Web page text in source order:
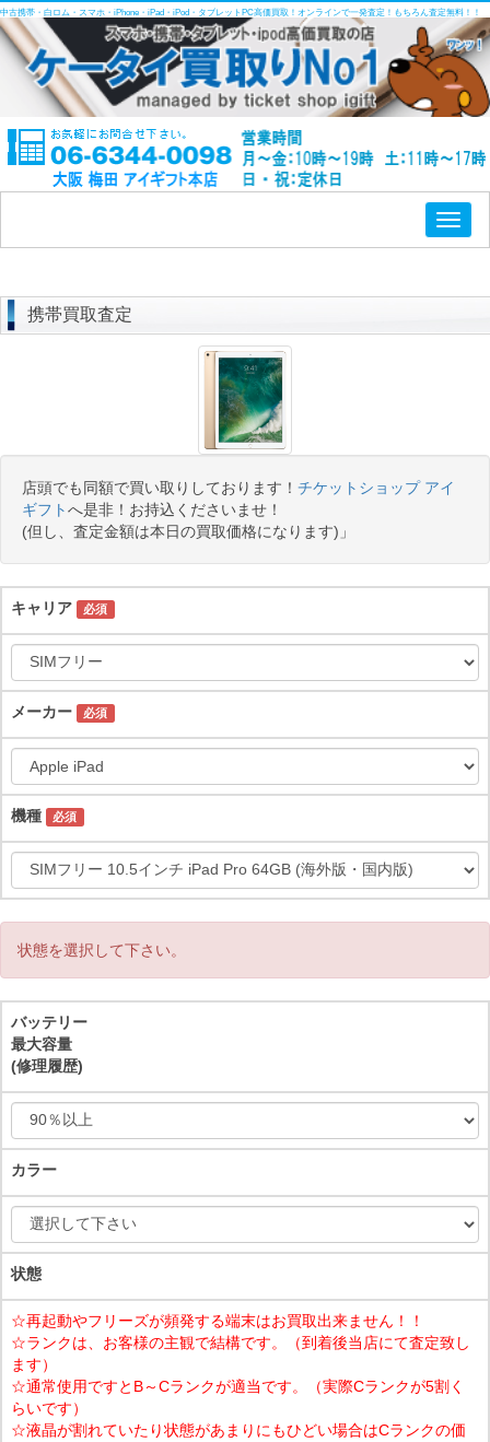
中古携帯・白ロム・スマホ・iPhone・iPad・iPod・タブレットPC高価買取！オンラインで一発査定！もちろん査定無料！！
携帯買取査定
店頭でも同額で買い取りしております！ チケットショップ アイ
ギフトへ是非！お持込くださいませ！
(但し、査定金額は本日の買取価格になります)」
キャリア 必須
メーカー 必須
機種 必須
状態を選択して下さい。
バッテリー
最大容量
(修理履歴)
カラー
状態
☆再起動やフリーズが頻発する端末はお買取出来ません！！
☆ランクは、お客様の主観で結構です。（到着後当店にて査定致し
ます）
☆通常使用ですとB～Cランクが適当です。（実際Cランクが5割く
らいです）
☆液晶が割れていたり状態があまりにもひどい場合はCランクの価